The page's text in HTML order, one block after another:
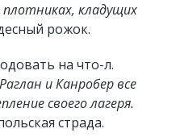
плотниках, кладущих
рожок.
на что-л.
и Канробер все
своего лагеря.
страда.